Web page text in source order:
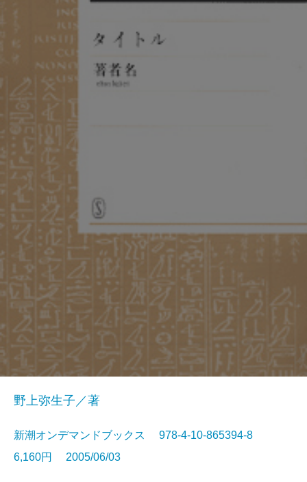
野上弥生子／著
新潮オンデマンドブックス 978-4-10-865394-8
6,160円 2005/06/03